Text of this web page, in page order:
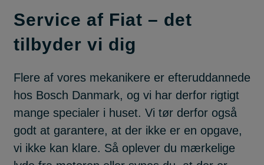
Service af Fiat – det
tilbyder vi dig
Flere af vores mekanikere er efteruddannede
hos Bosch Danmark, og vi har derfor rigtigt
mange specialer i huset. Vi tør derfor også
godt at garantere, at der ikke er en opgave,
vi ikke kan klare. Så oplever du mærkelige